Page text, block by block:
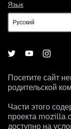
Язык
Посетите сайт
родительской
Части этого
проекта
доступно на